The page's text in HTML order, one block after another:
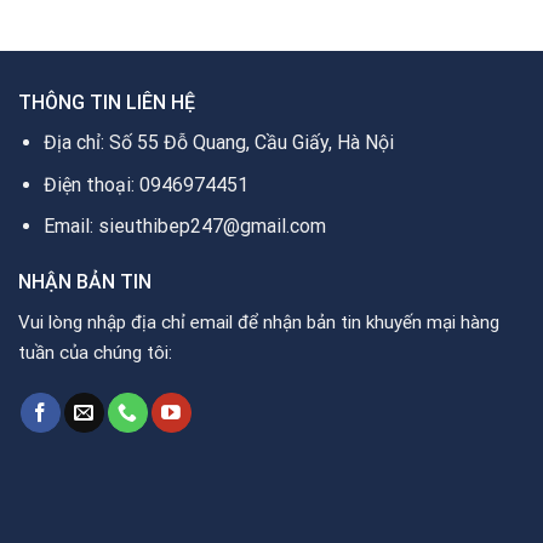
THÔNG TIN LIÊN HỆ
Địa chỉ: Số 55 Đỗ Quang, Cầu Giấy, Hà Nội
Điện thoại: 0946974451
Email: sieuthibep247@gmail.com
NHẬN BẢN TIN
Vui lòng nhập địa chỉ email để nhận bản tin khuyến mại hàng
tuần của chúng tôi: